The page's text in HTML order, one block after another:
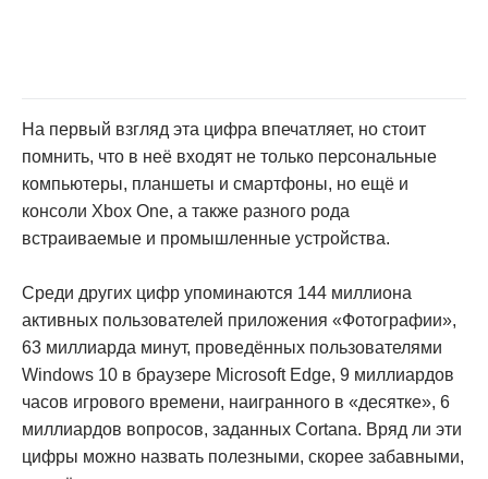
На первый взгляд эта цифра впечатляет, но стоит
помнить, что в неё входят не только персональные
компьютеры, планшеты и смартфоны, но ещё и
консоли Xbox One, а также разного рода
встраиваемые и промышленные устройства.
Среди других цифр упоминаются 144 миллиона
активных пользователей приложения «Фотографии»,
63 миллиарда минут, проведённых пользователями
Windows 10 в браузере Microsoft Edge, 9 миллиардов
часов игрового времени, наигранного в «десятке», 6
миллиардов вопросов, заданных Cortana. Вряд ли эти
цифры можно назвать полезными, скорее забавными,